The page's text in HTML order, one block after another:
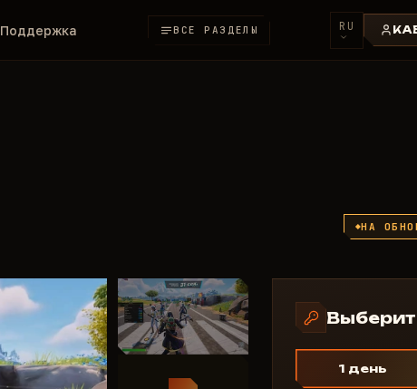
Поддержка ВСЕ РАЗДЕЛЫ RU
НА
1 день